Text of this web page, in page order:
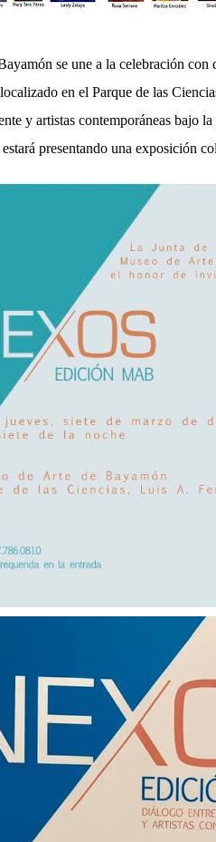
se une a la celebración
en el Parque de las
y artistas contemporáneas bajo
presentando una exposición